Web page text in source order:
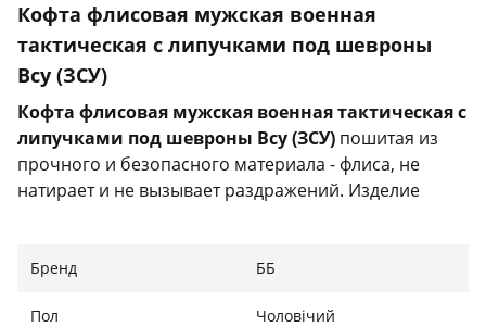
Кофта флисовая мужская военная
тактическая с липучками под шевроны
Всу (ЗСУ)
Кофта флисовая мужская военная тактическая с
липучками под шевроны Всу (ЗСУ) пошитая из
прочного и безопасного материала - флиса, не
натирает и не вызывает раздражений. Изделие
Тип: кофта тактическая
Бренд ББ
Пол Чоловічий